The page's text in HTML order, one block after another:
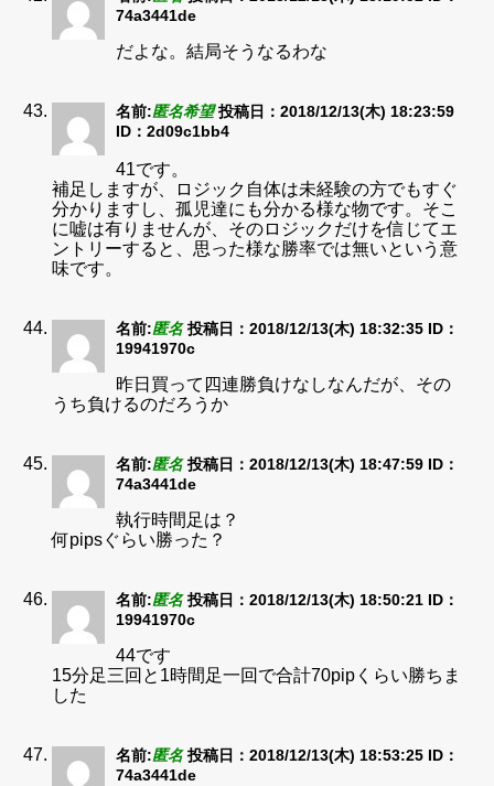
74a3441de
だよな。結局そうなるわな
名前:匿名希望 投稿日：2018/12/13(木) 18:23:59
ID：2d09c1bb4
41です。
補足しますが、ロジック自体は未経験の方でもすぐ
分かりますし、孤児達にも分かる様な物です。そこ
に嘘は有りませんが、そのロジックだけを信じてエ
ントリーすると、思った様な勝率では無いという意
味です。
名前:匿名 投稿日：2018/12/13(木) 18:32:35 ID：
19941970c
昨日買って四連勝負けなしなんだが、その
うち負けるのだろうか
名前:匿名 投稿日：2018/12/13(木) 18:47:59 ID：
74a3441de
執行時間足は？
何pipsぐらい勝った？
名前:匿名 投稿日：2018/12/13(木) 18:50:21 ID：
19941970c
44です
15分足三回と1時間足一回で合計70pipくらい勝ちま
した
名前:匿名 投稿日：2018/12/13(木) 18:53:25 ID：
74a3441de